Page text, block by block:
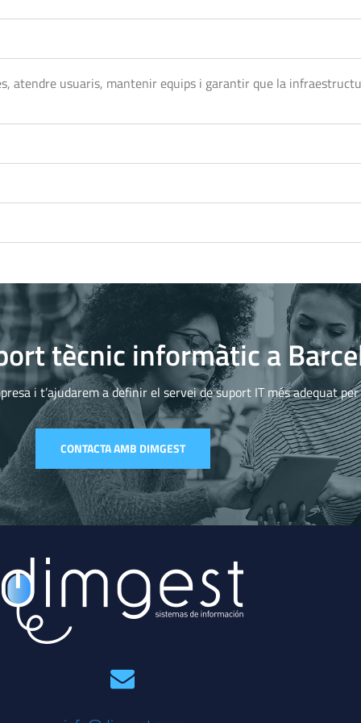
atendre usuaris, mantenir equips i garantir que la
tècnic informàtic a
i t’ajudarem a definir el servei de suport IT més adequat
CONTACTA AMB DIMGEST